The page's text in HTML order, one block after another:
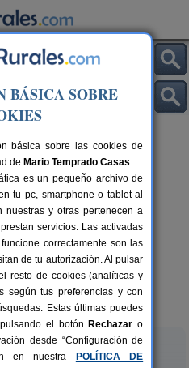
de Quel
18+2 pers.
desde35 €
Viña
(La Rioja)
BÁSICA SOBRE
básica sobre las cookies de
de Mario Temprado Casas.
es un pequeño archivo de
tu pc, smartphone o tablet al
nuestras y otras pertenecen a
servicios. Las activadas
correctamente son las
de tu autorización. Al pulsar
resto de cookies (analíticas y
según tus preferencias y con
Estas últimas puedes
el botón Rechazar o
desde “Configuración de
en nuestra
POLÍTICA DE